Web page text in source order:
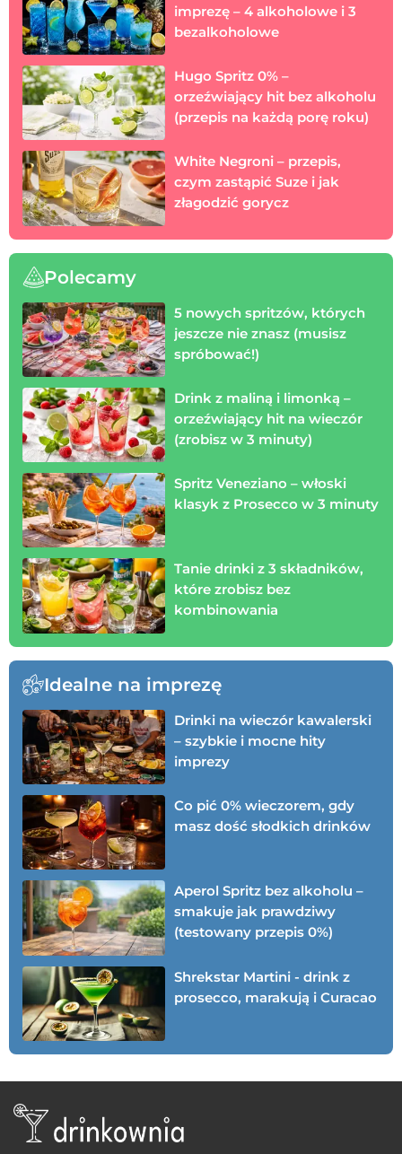
imprezę – 4 alkoholowe i 3
bezalkoholowe
Hugo Spritz 0% –
orzeźwiający hit bez alkoholu
(przepis na każdą porę roku)
White Negroni – przepis,
czym zastąpić Suze i jak
złagodzić gorycz
Polecamy
5 nowych spritzów, których
jeszcze nie znasz (musisz
spróbować!)
Drink z maliną i limonką –
orzeźwiający hit na wieczór
(zrobisz w 3 minuty)
Spritz Veneziano – włoski
klasyk z Prosecco w 3 minuty
Tanie drinki z 3 składników,
które zrobisz bez
kombinowania
Idealne na imprezę
Drinki na wieczór kawalerski
– szybkie i mocne hity
imprezy
Co pić 0% wieczorem, gdy
masz dość słodkich drinków
Aperol Spritz bez alkoholu –
smakuje jak prawdziwy
(testowany przepis 0%)
Shrekstar Martini - drink z
prosecco, marakują i Curacao